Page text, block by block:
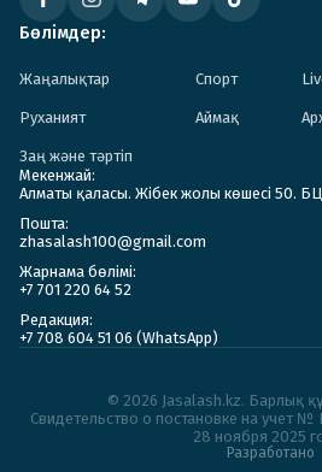
Бөлімдер:
Жаңалықтар Спорт
Руханият Аймақ
Заң және тәртіп
Мекенжай:
Алматы қаласы. Жібек жолы көшесі 50.
Пошта:
zhasalash100@gmail.com
Жарнама бөлімі:
+7 701 220 64 52
Редакция:
+7 708 604 51 06 (WhatsApp)
© 2026 Jasalash.kz. Барлық
Cвидетельство о постановке на учет №
28 ноября 2025
Разработано